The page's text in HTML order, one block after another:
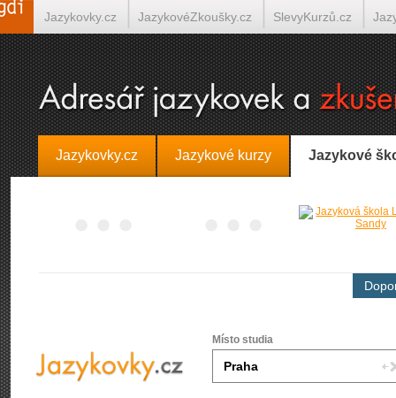
Jazykovky.cz Jazykové kurzy Jazykové
Místo studia
Jazykovky.cz JazykovéZkoušky.cz SlevyKurzů.cz
Španělština on-line Italština on-line Tlumočení-